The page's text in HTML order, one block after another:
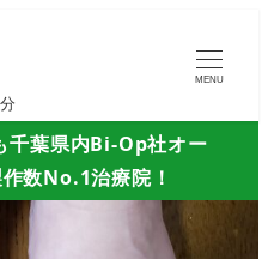
MENU
千葉県内Bi-Op社オー
数No.1治療院！